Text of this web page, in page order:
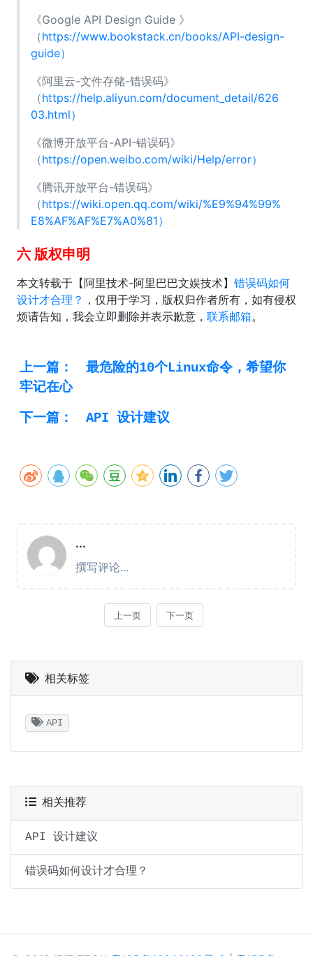
《Google API Design Guide 》
（https://www.bookstack.cn/books/API-design-
guide）
《阿里云-文件存储-错误码》
（https://help.aliyun.com/document_detail/626
03.html）
《微博开放平台-API-错误码》
（https://open.weibo.com/wiki/Help/error）
《腾讯开放平台-错误码》
（https://wiki.open.qq.com/wiki/%E9%94%99%
E8%AF%AF%E7%A0%81）
六 版权申明
本文转载于【阿里技术-阿里巴巴文娱技术】 错误码如何
设计才合理？ ，仅用于学习，版权归作者所有，如有侵权
烦请告知，我会立即删除并表示歉意， 联系邮箱。
上一篇：
最危险的10个Linux命令，希望你
牢记在心
下一篇：
API 设计建议
相关标签
API
相关推荐
API 设计建议
错误码如何设计才合理？